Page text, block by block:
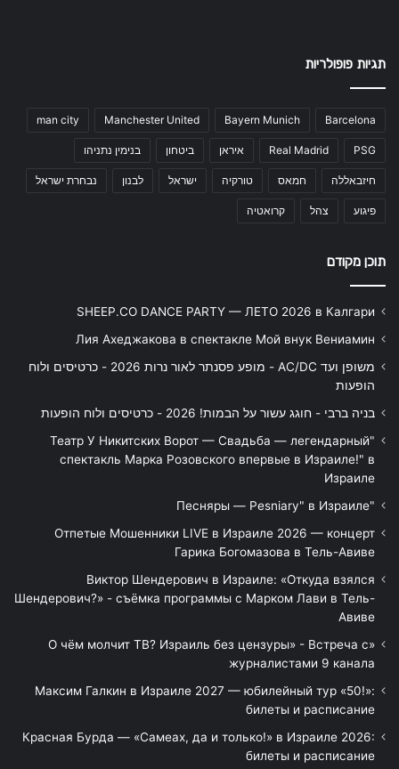
תגיות פופולריות
Barcelona
Bayern Munich
Manchester United
man city
PSG
Real Madrid איראן ביטחון בנימין נתניהו
חיזבאללה חמאס טורקיה ישראל לבנון נבחרת ישראל
פיגוע צהל קרואטיה
תוכן מקודם
SHEEP.CO DANCE PARTY — ЛЕТО 2026 в Калгари
Лия Ахеджакова в спектакле Мой внук Вениамин
משופן ועד AC/DC - מופע פסנתר לאור נרות 2026 - כרטיסים ולוח
הופעות
בניה ברבי - חוגג עשור על הבמות! 2026 - כרטיסים ולוח הופעות
"Театр У Никитских Ворот — Свадьба — легендарный
спектакль Марка Розовского впервые в Израиле!" в
Израиле
"Песняры — Pesniary" в Израиле
Отпетые Мошенники LIVE в Израиле 2026 — концерт
Гарика Богомазова в Тель-Авиве
Виктор Шендерович в Израиле: «Откуда взялся
Шендерович?» - съёмка программы с Марком Лави в Тель-
Авиве
«О чём молчит ТВ? Израиль без цензуры» - Встреча с
журналистами 9 канала
Максим Галкин в Израиле 2027 — юбилейный тур «50!»:
билеты и расписание
Красная Бурда — «Самеах, да и только!» в Израиле 2026:
билеты и расписание